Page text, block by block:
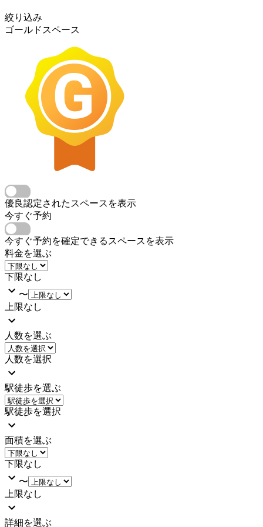
絞り込み
ゴールドスペース
優良認定されたスペースを表示
今すぐ予約
今すぐ予約を確定できるスペースを表示
料金を選ぶ
下限なし
〜
上限なし
人数を選ぶ
人数を選択
駅徒歩を選ぶ
駅徒歩を選択
面積を選ぶ
下限なし
〜
上限なし
詳細を選ぶ